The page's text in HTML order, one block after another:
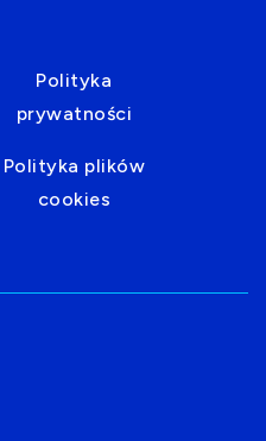
Polityka
prywatności
Polityka plików
cookies